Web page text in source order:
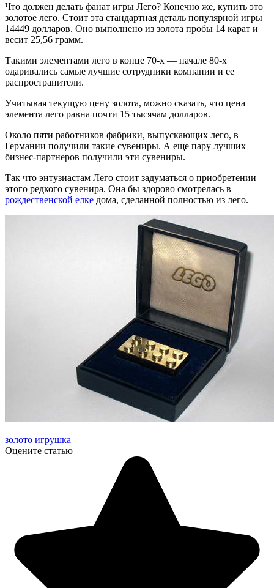
Что должен делать фанат игры Лего? Конечно же, купить это
золотое лего. Стоит эта стандартная деталь популярной игры
14449 долларов. Оно выполнено из золота пробы 14 карат и
весит 25,56 грамм.
Такими элементами лего в конце 70-х — начале 80-х
одаривались самые лучшие сотрудники компании и ее
распространители.
Учитывая текущую цену золота, можно сказать, что цена
элемента лего равна почти 15 тысячам долларов.
Около пяти работников фабрики, выпускающих лего, в
Германии получили такие сувениры. А еще пару лучших
бизнес-партнеров получили эти сувениры.
Так что энтузиастам Лего стоит задуматься о приобретении
этого редкого сувенира. Она бы здорово смотрелась в
рождественской елке дома, сделанной полностью из лего.
золото игрушка
Оцените статью